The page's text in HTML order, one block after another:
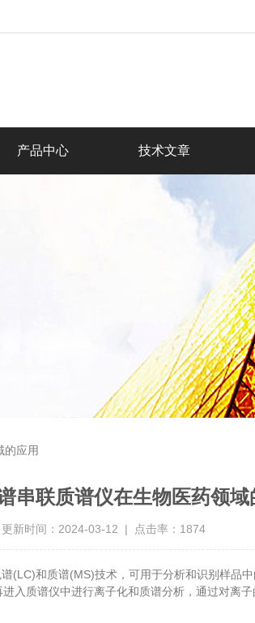
产品中心 技术文章
的应用
串联质谱仪在生物医药领域
更新时间：2024-03-12 | 点击率：1874
和质谱(MS)技术，可用于分析和识别样品
入质谱仪中进行离子化和质谱分析，通过对离